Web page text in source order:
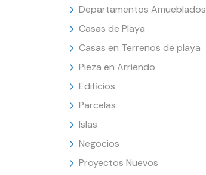
Departamentos Amueblados
Casas de Playa
Casas en Terrenos de playa
Pieza en Arriendo
Edificios
Parcelas
Islas
Negocios
Proyectos Nuevos